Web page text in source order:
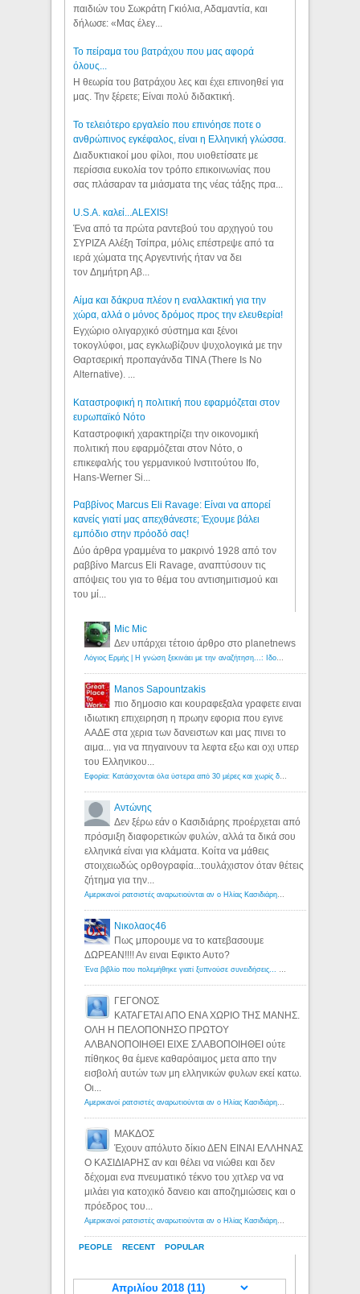
παιδιών του Σωκράτη Γκιόλια, Αδαμαντία, και
δήλωσε: «Μας έλεγ...
Το πείραμα του βατράχου που μας αφορά
όλους...
Η θεωρία του βατράχου λες και έχει επινοηθεί για
μας. Την ξέρετε; Είναι πολύ διδακτική.
Το τελειότερο εργαλείο που επινόησε ποτε ο
ανθρώπινος εγκέφαλος, είναι η Ελληνική γλώσσα.
Διαδυκτιακοί μου φίλοι, που υιοθετίσατε με
περίσσια ευκολία τον τρόπο επικοινωνίας που
σας πλάσαραν τα μιάσματα της νέας τάξης πρα...
U.S.A. καλεί...ALEXIS!
Ένα από τα πρώτα ραντεβού του αρχηγού του
ΣΥΡΙΖΑ Αλέξη Τσίπρα, μόλις επέστρεψε από τα
ιερά χώματα της Αργεντινής ήταν να δει
τον Δημήτρη Αβ...
Αίμα και δάκρυα πλέον η εναλλακτική για την
χώρα, αλλά ο μόνος δρόμος προς την ελευθερία!
Εγχώριο ολιγαρχικό σύστημα και ξένοι
τοκογλύφοι, μας εγκλωβίζουν ψυχολογικά με την
Θαρτσερική προπαγάνδα TINA (There Is No
Alternative). ...
Καταστροφική η πολιτική που εφαρμόζεται στον
ευρωπαϊκό Νότο
Καταστροφική χαρακτηρίζει την οικονομική
πολιτική που εφαρμόζεται στον Νότο, ο
επικεφαλής του γερμανικού Ινστιτούτου Ifo,
Hans-Werner Si...
Ραββίνος Marcus Eli Ravage: Είναι να απορεί
κανείς γιατί μας απεχθάνεστε; Έχουμε βάλει
εμπόδιο στην πρόοδό σας!
Δύο άρθρα γραμμένα το μακρινό 1928 από τον
ραββίνο Marcus Eli Ravage, αναπτύσουν τις
απόψεις του για το θέμα του αντισημιτισμού και
του μί...
PEOPLE RECENT POPULAR
Mic Mic
Δεν υπάρχει τέτοιο άρθρο στο planetnews
Λόγιος Ερμής | Η γνώση ξεκινάει με την αναζήτηση...: Ιδού οι 18 που χρωστούν 11 δις ευρώ!
Manos Sapountzakis
πιο δημοσιο και κουραφεξαλα γραφετε ειναι
ιδιωτικη επιχειρηση η πρωην εφορια που εγινε
ΑΑΔΕ στα χερια των δανειστων και μας πινει το
αιμα... για να πηγαινουν τα λεφτα εξω και οχι υπερ
του Ελληνικου...
Εφορία: Κατάσχονται όλα ύστερα από 30 μέρες και χωρίς δικαστικές αποφάσεις - Λόγιος Ερμής
Αντώνης
Δεν ξέρω εάν ο Κασιδιάρης προέρχεται από
πρόσμιξη διαφορετικών φυλών, αλλά τα δικά σου
ελληνικά είναι για κλάματα. Κοίτα να μάθεις
στοιχειωδώς ορθογραφία...τουλάχιστον όταν θέτεις
ζήτημα για την...
Αμερικανοί ρατσιστές αναρωτιούνται αν ο Ηλίας Κασιδιάρης ανήκει στη λευκή φυλή... - Λόγιος Ερμής
Νικολαος46
Πως μπορουμε να το κατεβασουμε
ΔΩΡΕΑΝ!!!! Αν ειναι Εφικτο Αυτο?
Ένα βιβλίο που πολεμήθηκε γιατί ξυπνούσε συνειδήσεις... - Λόγιος Ερμής | Η γνώση ξεκινάει με την αναζήτηση...
ΓΕΓΟΝΟΣ
ΚΑΤΑΓΕΤΑΙ ΑΠΟ ΕΝΑ ΧΩΡΙΟ ΤΗΣ ΜΑΝΗΣ.
ΟΛΗ Η ΠΕΛΟΠΟΝΗΣΟ ΠΡΩΤΟΥ
ΑΛΒΑΝΟΠΟΙΗΘΕΙ ΕΙΧΕ ΣΛΑΒΟΠΟΙΗΘΕΙ ούτε
πίθηκος θα έμενε καθαρόαιμος μετα απο την
εισβολή αυτών των μη ελληνικών φυλων εκεί κατω.
Οι...
Αμερικανοί ρατσιστές αναρωτιούνται αν ο Ηλίας Κασιδιάρης ανήκει στη λευκή φυλή... - Λόγιος Ερμής
ΜΑΚΔΟΣ
Έχουν απόλυτο δίκιο ΔΕΝ ΕΙΝΑΙ ΕΛΛΗΝΑΣ
Ο ΚΑΣΙΔΙΑΡΗΣ αν και θέλει να νιώθει και δεν
δέχομαι ενα πνευματικό τέκνο του χιτλερ να να
μιλάει για κατοχικό δανειο και αποζημιώσεις και ο
πρόεδρος του...
Αμερικανοί ρατσιστές αναρωτιούνται αν ο Ηλίας Κασιδιάρης ανήκει στη λευκή φυλή... - Λόγιος Ερμής